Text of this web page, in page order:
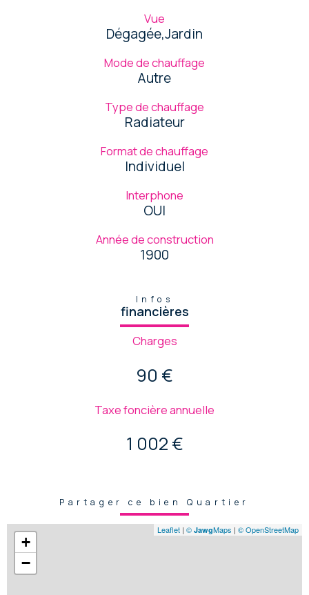
Vue
Dégagée,Jardin
Mode de chauffage
Autre
Type de chauffage
Radiateur
Format de chauffage
Individuel
Interphone
OUI
Année de construction
1900
Infos
financières
Charges
90 €
Taxe foncière annuelle
1 002 €
Partager ce bien Quartier
+
−
Leaflet | © JawgMaps | © OpenStreetMap